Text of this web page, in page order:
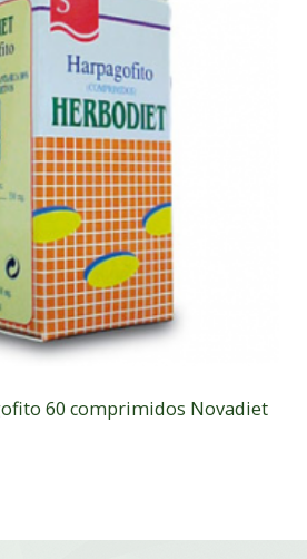
60 comprimidos Novadiet